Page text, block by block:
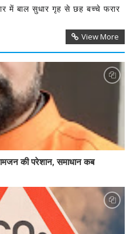
में बाल सुधार गृह से छह बच्चे फरार
View More
की परेशान, समाधान कब